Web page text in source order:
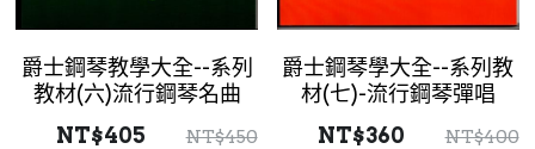
爵士鋼琴教學大全--系列
教材(六)流行鋼琴名曲
NT$405
NT$450
爵士鋼琴學大全--系列教
材(七)-流行鋼琴彈唱
NT$360
NT$400